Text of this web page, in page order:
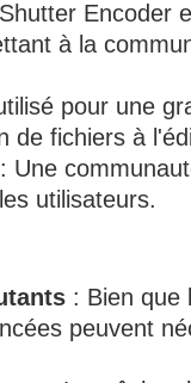
Encoder
à la
pour une
de fichiers à
: Une
utilisateurs.
: Bien que
peuvent